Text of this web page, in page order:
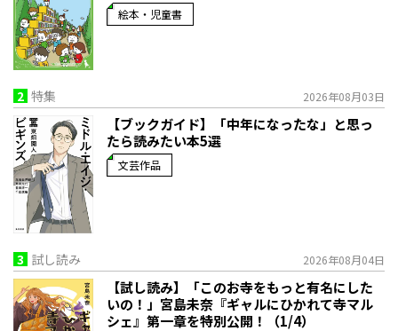
絵本・児童書
2 特集 2026年08月03日
【ブックガイド】「中年になったな」と思っ
たら読みたい本5選
文芸作品
3 試し読み 2026年08月04日
【試し読み】「このお寺をもっと有名にした
いの！」宮島未奈『ギャルにひかれて寺マル
シェ』第一章を特別公開！（1/4）